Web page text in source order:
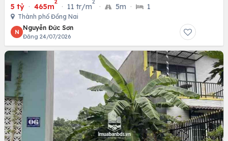
5 tỷ · 465m · 11 tr/m · 5m · 1
Thành phố Đồng Nai
N
Nguyễn Đức Sơn
Đăng 24/07/2026